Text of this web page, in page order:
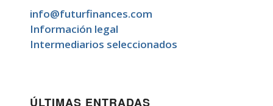
info@futurfinances.com
Información legal
Intermediarios seleccionados
ÚLTIMAS ENTRADAS